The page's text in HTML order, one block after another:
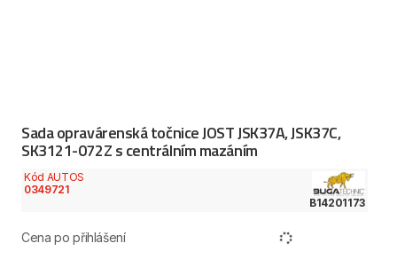
Sada opravárenská točnice JOST JSK37A, JSK37C,
SK3121-072Z s centrálním mazáním
Kód AUTOS
0349721
B14201173
Cena po přihlášení